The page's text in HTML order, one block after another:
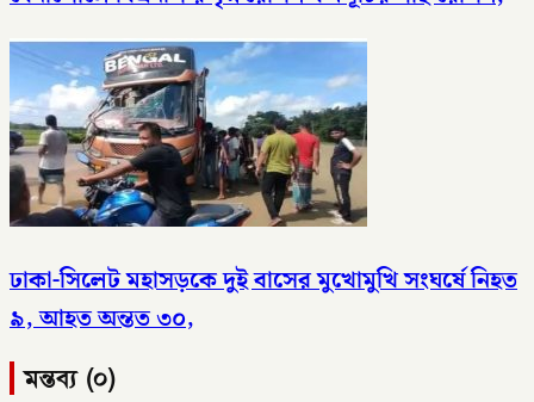
ঢাকা-সিলেট মহাসড়কে দুই বাসের মুখোমুখি সংঘর্ষে নিহত
৯, আহত অন্তত ৩০,
মন্তব্য (০)